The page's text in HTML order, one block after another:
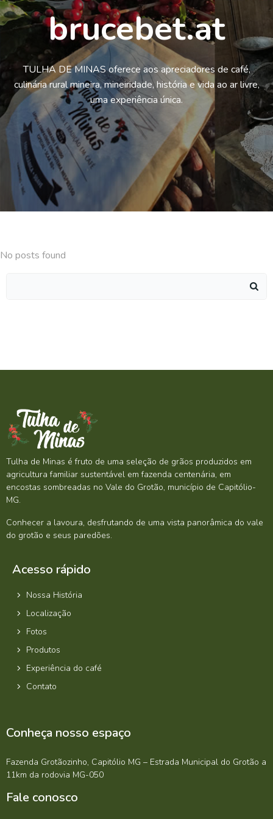
brucebet.at
TULHA DE MINAS oferece aos apreciadores de café,
culinária rural mineira, mineiridade, história e vida ao ar livre,
uma experiência única.
No posts found
Tulha de Minas é fruto de uma seleção de grãos produzidos em
agricultura familiar sustentável em fazenda centenária, em
encostas sombreadas no Vale do Grotão, município de Capitólio-
MG.
Conhecer a lavoura, desfrutando de uma vista panorâmica do vale
do grotão e seus paredões.
Acesso rápido
Nossa História
Localização
Fotos
Produtos
Experiência do café
Contato
Conheça nosso espaço
Fazenda Grotãozinho, Capitólio MG – Estrada Municipal do Grotão a
11km da rodovia MG-050
Fale conosco